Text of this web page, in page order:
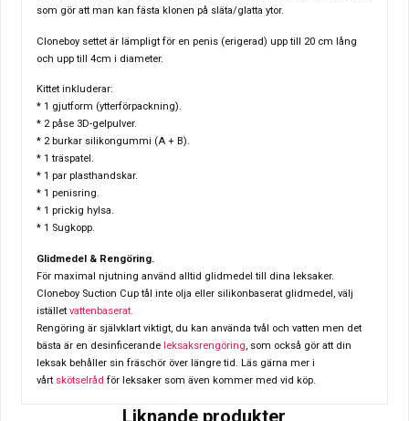
som gör att man kan fästa klonen på släta/glatta ytor.
Cloneboy settet är lämpligt för en penis (erigerad) upp till 20 cm lång
och upp till 4cm i diameter.
Kittet inkluderar:
* 1 gjutform (ytterförpackning).
* 2 påse 3D-gelpulver.
* 2 burkar silikongummi (A + B).
* 1 träspatel.
* 1 par plasthandskar.
* 1 penisring.
* 1 prickig hylsa.
* 1 Sugkopp.
Glidmedel & Rengöring.
För maximal njutning använd alltid glidmedel till dina leksaker.
Cloneboy Suction Cup tål inte olja eller silikonbaserat glidmedel, välj
iställetvattenbaserat.
Rengöring är självklart viktigt, du kan använda tvål och vatten men det
bästa är en desinficerande leksaksrengöring, som också gör att din
leksak behåller sin fräschör över längre tid. Läs gärna mer i
vårt skötselråd för leksaker som även kommer med vid köp.
Liknande produkter